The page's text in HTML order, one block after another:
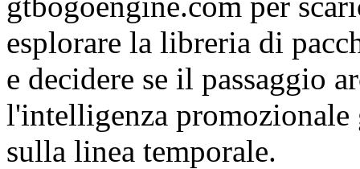
esplorare la libreria di
e decidere se il passaggio
l'intelligenza
sulla linea temporale.